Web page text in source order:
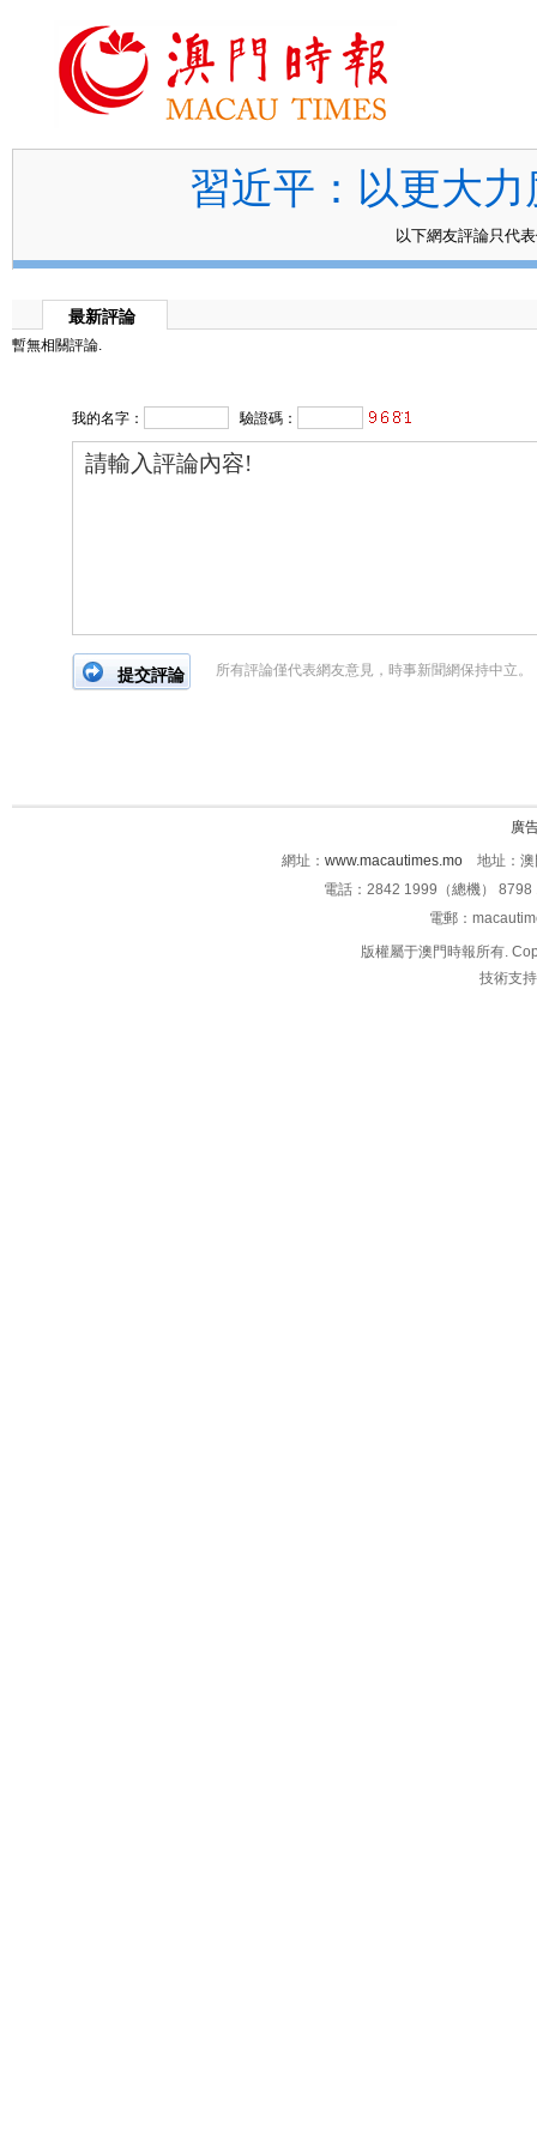
習近平：以更大
以下網友評論只代
最新評論
暫無相關評論.
我的名字： 驗證碼：
所有評論僅代表網友意見，時事新聞網保持中立。
廣
網址： www.macautimes.mo 地址：澳
電話：2842 1999（總機）
電郵：
版權屬于澳門時報所有.
技術支